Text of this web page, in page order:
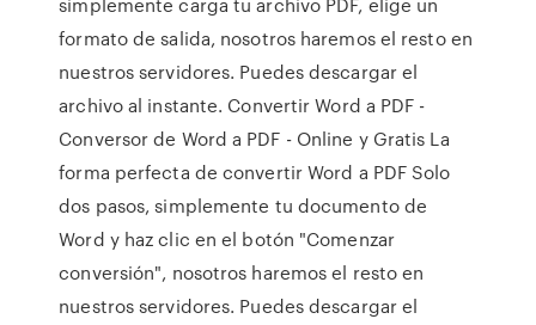
formato de salida, nosotros haremos el resto en
nuestros servidores. Puedes descargar el
archivo al instante. Convertir Word a PDF -
Conversor de Word a PDF - Online y Gratis La
forma perfecta de convertir Word a PDF Solo
dos pasos, simplemente tu documento de
Word y haz clic en el botón "Comenzar
conversión", nosotros haremos el resto en
nuestros servidores. Puedes descargar el